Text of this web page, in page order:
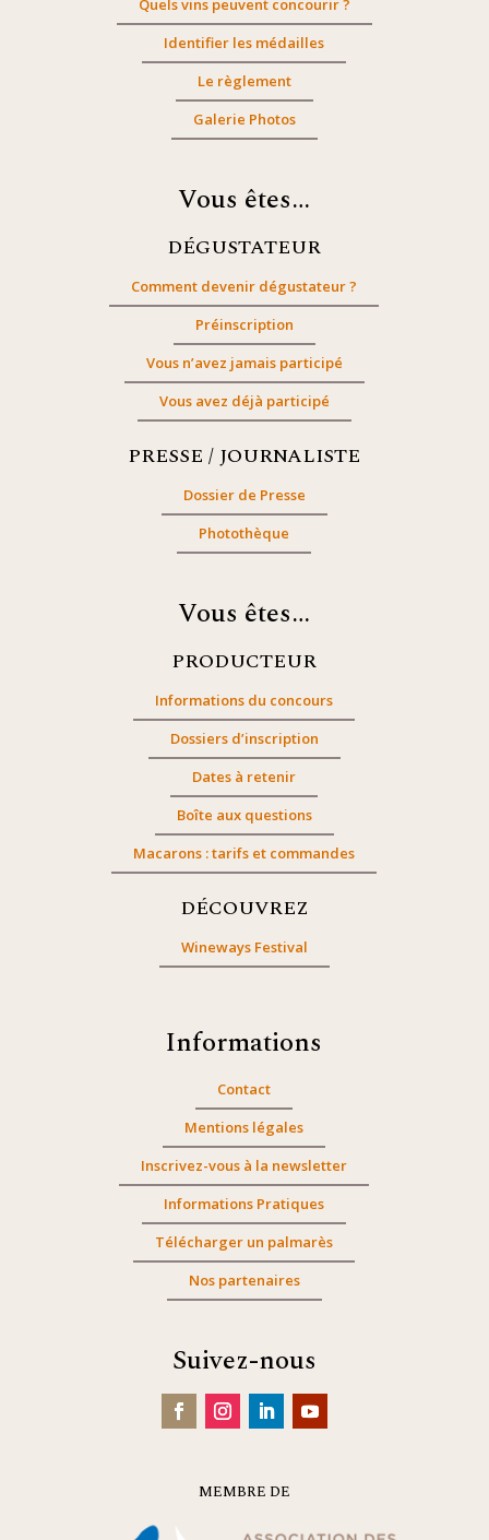
Quels vins peuvent concourir ?
Identifier les médailles
Le règlement
Galerie Photos
Vous êtes…
DÉGUSTATEUR
Comment devenir dégustateur ?
Préinscription
Vous n’avez jamais participé
Vous avez déjà participé
PRESSE / JOURNALISTE
Dossier de Presse
Photothèque
Vous êtes…
PRODUCTEUR
Informations du concours
Dossiers d’inscription
Dates à retenir
Boîte aux questions
Macarons : tarifs et commandes
DÉCOUVREZ
Wineways Festival
Informations
Contact
Mentions légales
Inscrivez-vous à la newsletter
Informations Pratiques
Télécharger un palmarès
Nos partenaires
Suivez-nous
MEMBRE DE